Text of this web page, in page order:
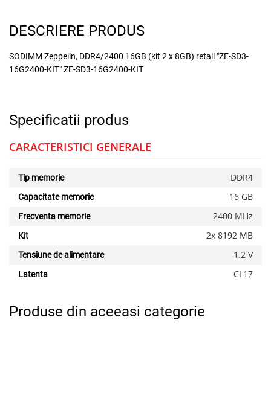
DESCRIERE PRODUS
SODIMM Zeppelin, DDR4/2400 16GB (kit 2 x 8GB) retail "ZE-SD3-
16G2400-KIT" ZE-SD3-16G2400-KIT
Specificatii produs
CARACTERISTICI GENERALE
Tip memorie DDR4
Capacitate memorie 16 GB
Frecventa memorie 2400 MHz
Kit 2x 8192 MB
Tensiune de alimentare 1.2 V
Latenta CL17
Produse din aceeasi categorie